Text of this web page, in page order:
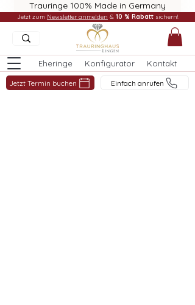
Trauringe 100% Made in Germany
Eheringe Konfigurator Kontakt
Jetzt Termin buchen Einfach anrufen
Jetzt zum Newsletter anmelden & 10 % Rabatt sichern!